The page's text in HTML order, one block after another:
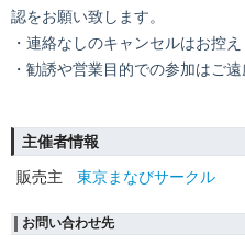
認をお願い致します。
・連絡なしのキャンセルはお控え
・勧誘や営業目的での参加はご遠
主催者情報
販売主
東京まなびサークル
お問い合わせ先